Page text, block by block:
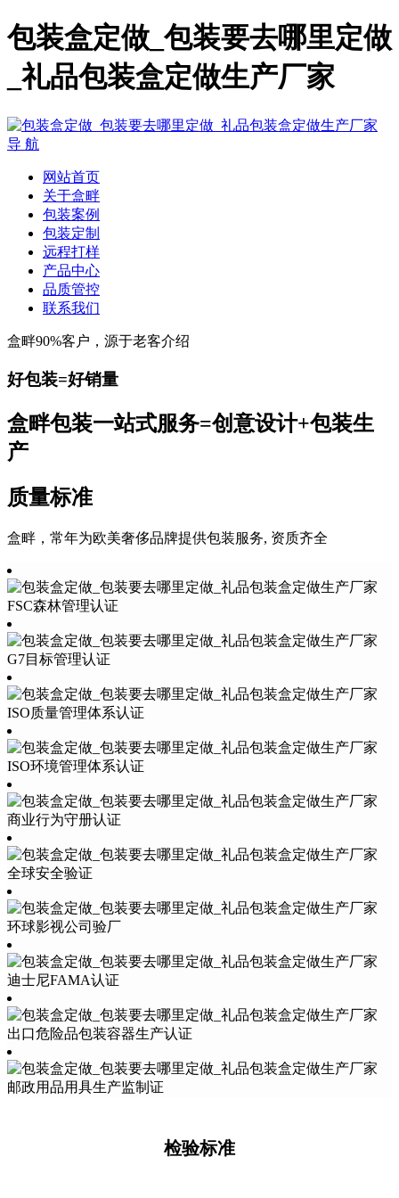
包装盒定做_包装要去哪里定做
_礼品包装盒定做生产厂家
导 航
网站首页
关于盒畔
包装案例
包装定制
远程打样
产品中心
品质管控
联系我们
盒畔90%客户，源于老客介绍
好包装=好销量
盒畔包装一站式服务=创意设计+包装生
产
质量标准
盒畔，常年为欧美奢侈品牌提供包装服务, 资质齐全
FSC森林管理认证
G7目标管理认证
ISO质量管理体系认证
ISO环境管理体系认证
商业行为守册认证
全球安全验证
环球影视公司验厂
迪士尼FAMA认证
出口危险品包装容器生产认证
邮政用品用具生产监制证
检验标准